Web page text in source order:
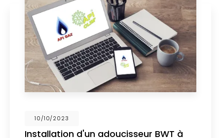
02/10/2023
Nouveau support de communication